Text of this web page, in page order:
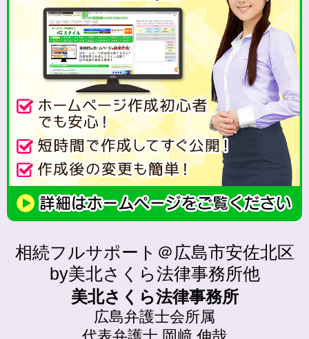
相続フルサポート＠広島市安佐北区
by美北さくら法律事務所他
美北さくら法律事務所
広島弁護士会所属